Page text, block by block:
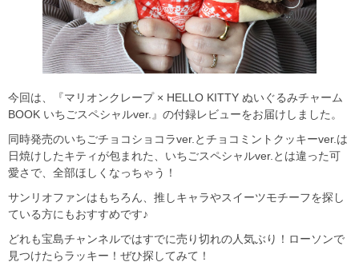
今回は、『マリオンクレープ × HELLO KITTY ぬいぐるみチャーム
BOOK いちごスペシャルver.』の付録レビューをお届けしました。
同時発売のいちごチョコショコラver.とチョコミントクッキーver.は
日焼けしたキティが包まれた、いちごスペシャルver.とは違った可
愛さで、全部ほしくなっちゃう！
サンリオファンはもちろん、推しキャラやスイーツモチーフを探し
ている方にもおすすめです♪
どれも宝島チャンネルではすでに売り切れの人気ぶり！ローソンで
見つけたらラッキー！ぜひ探してみて！